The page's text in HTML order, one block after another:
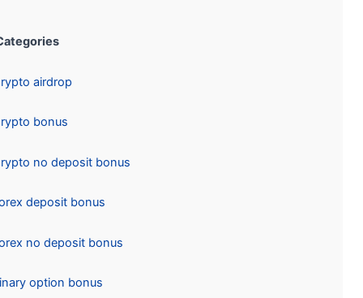
Categories:
Crypto airdrop
Crypto bonus
Crypto no deposit bonus
Forex deposit bonus
Forex no deposit bonus
Binary option bonus